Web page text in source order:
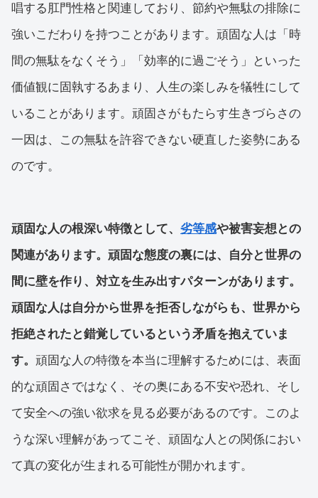
唱する肛門性格と関連しており、節約や無駄の排除に
強いこだわりを持つことがあります。頑固な人は「時
間の無駄をなくそう」「効率的に過ごそう」といった
価値観に固執するあまり、人生の楽しみを犠牲にして
いることがあります。頑固さがもたらす生きづらさの
一因は、この無駄を許容できない硬直した姿勢にある
のです。
頑固な人の根深い特徴として、 劣等感や被害妄想との
関連があります。頑固な態度の裏には、自分と世界の
間に壁を作り、対立を生み出すパターンがあります。
頑固な人は自分から世界を拒否しながらも、世界から
拒絶されたと錯覚しているという矛盾を抱えていま
す。 頑固な人の特徴を本当に理解するためには、表面
的な頑固さではなく、その奥にある不安や恐れ、そし
て安全への強い欲求を見る必要があるのです。このよ
うな深い理解があってこそ、頑固な人との関係におい
て真の変化が生まれる可能性が開かれます。